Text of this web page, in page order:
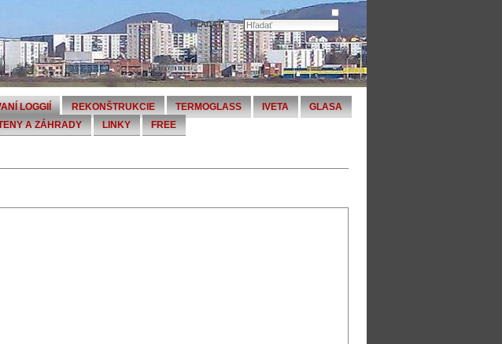
len v aktuálnej sekcii
LOGGIÍ REKONŠTRUKCIE TERMOGLASS IVETA
GLASA
A ZÁHRADY LINKY FREE